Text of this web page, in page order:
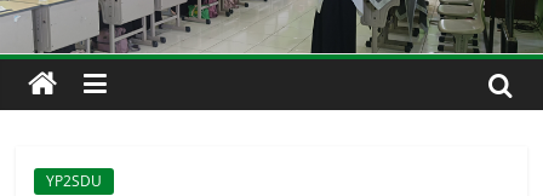
YP2SDU